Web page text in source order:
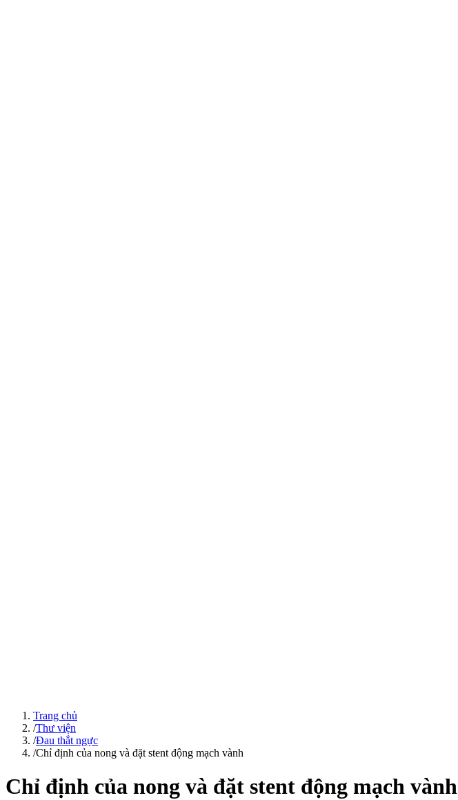
Trang chủ
/Thư viện
/Đau thắt ngực
/Chỉ định của nong và đặt stent động mạch vành
Chỉ định của nong và đặt stent động mạch vành